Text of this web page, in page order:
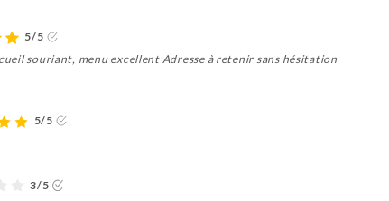
5/5
souriant, menu excellent Adresse à retenir sans hésitation
5/5
3/5